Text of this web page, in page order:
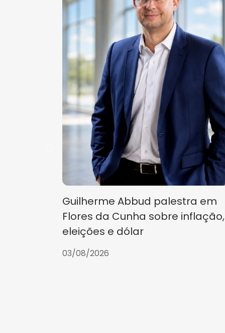
Guilherme Abbud palestra em
Flores da Cunha sobre inflação,
eleições e dólar
03/08/2026